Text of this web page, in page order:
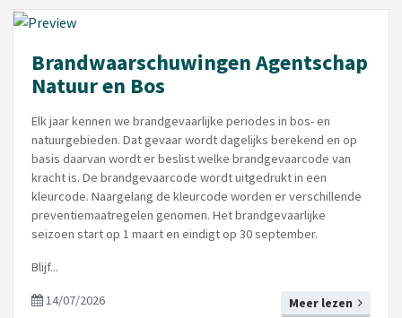
Brandwaarschuwingen Agentschap
Natuur en Bos
Elk jaar kennen we brandgevaarlijke periodes in bos- en
natuurgebieden. Dat gevaar wordt dagelijks berekend en op
basis daarvan wordt er beslist welke brandgevaarcode van
kracht is. De brandgevaarcode wordt uitgedrukt in een
kleurcode. Naargelang de kleurcode worden er verschillende
preventiemaatregelen genomen. Het brandgevaarlijke
seizoen start op 1 maart en eindigt op 30 september.
Blijf...
Meer lezen
14/07/2026